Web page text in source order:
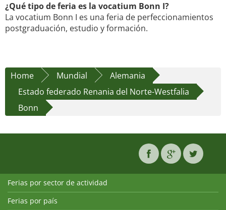
¿Qué tipo de feria es la vocatium Bonn I?
La vocatium Bonn I es una feria de perfeccionamientos
postgraduación, estudio y formación.
Home Mundial
Alemania
Estado federado Renania del Norte-Westfalia
Bonn
Ferias por sector de actividad
Ferias por país